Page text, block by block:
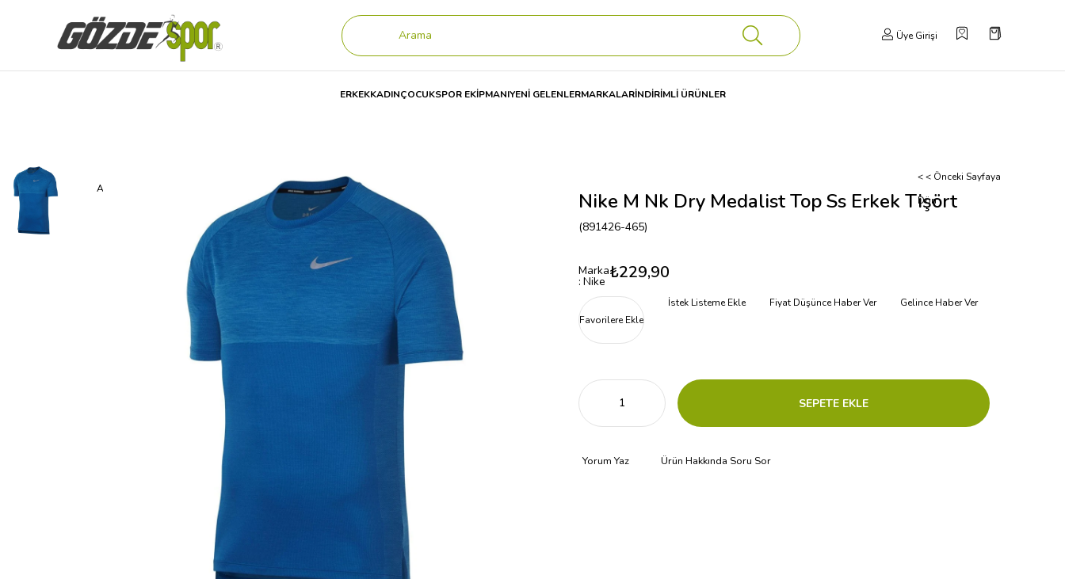
Üye Girişi
ERKEKKADINÇOCUKSPOR EKİPMANIYENİ GELENLERMARKALARİNDİRİMLİ ÜRÜNLER
Anasayfa Tişört Nike M Nk Dry Medalist Top Ss Erkek Tişört
< < Önceki Sayfaya
Dön
Nike M Nk Dry Medalist Top Ss Erkek Tişört
(891426-465)
Marka
: Nike ₺229,90
Favorilere Ekle
İstek Listeme Ekle Fiyat Düşünce Haber Ver Gelince Haber Ver
Yorum Yaz Ürün Hakkında Soru Sor